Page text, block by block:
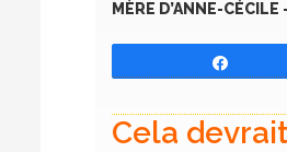
MÈRE D’ANNE-
Cela